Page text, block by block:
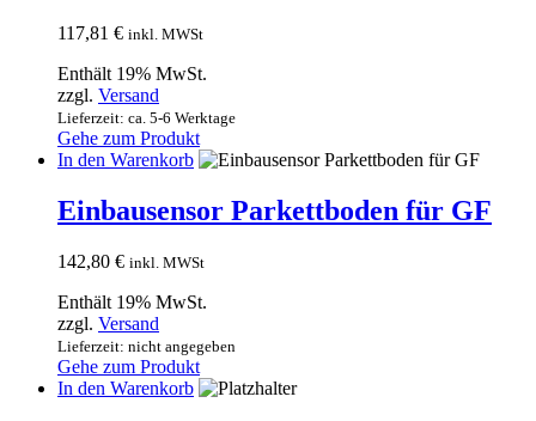
117,81 € inkl. MWSt
Enthält 19% MwSt.
zzgl. Versand
Lieferzeit: ca. 5-6 Werktage
Gehe zum Produkt
In den Warenkorb
Einbausensor Parkettboden für GF
142,80 € inkl. MWSt
Enthält 19% MwSt.
zzgl. Versand
Lieferzeit: nicht angegeben
Gehe zum Produkt
In den Warenkorb